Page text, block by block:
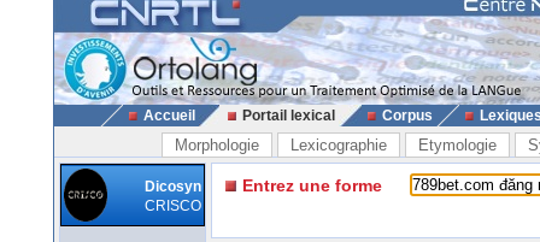
Accueil Portail lexical Corpus
Morphologie Lexicographie Etymologie
Dicosyn
CRISCO
Entrez une forme